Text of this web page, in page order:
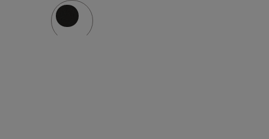
DUPONT™